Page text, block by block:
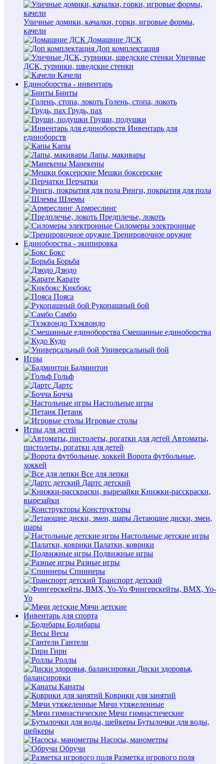
Уличные домики, качалки, горки, игровые формы,
качели
Домашние ДСК
Доп комплектация
Уличные
ДСК, турники, шведские стенки
Качели
Единоборства - инвентарь
Бинты
Голень, стопа, локоть
Грудь, пах
Груши, подушки
Инвентарь для
единоборств
Капы
Лапы, макивары
Манекены
Мешки боксерские
Перчатки
Ринги, покрытия для пола
Шлемы
Армреслинг
Предплечье, локоть
Силомеры электронные
Тренировочное оружие
Единоборства - экипировка
Бокс
Борьба
Дзюдо
Карате
Кикбокс
Пояса
Рукопашный бой
Самбо
Тхэквондо
Смешанные единоборства
Кудо
Универсальный бой
Игры
Бадминтон
Гольф
Дартс
Бочча
Настольные игры
Петанк
Игровые столы
Игры для детей
Автоматы,
пистолеты, рогатки для детей
Ворота футбольные,
хоккей
Все для лепки
Дартс детский
Книжки-расскраски,
вырезайки
Конструкторы
Летающие диски, змеи,
шары
Настольные детские игры
Палатки, коврики
Подвижные игры
Разные игры
Спиннеры
Транспорт детский
Фингерскейты, BMX, Yo-
Yo
Мячи детские
Инвентарь для спорта
Бодибары
Весы
Гантели
Гири
Роллы
Диски здоровья,
балансировки
Канаты
Коврики для занятий
Мячи утяжеленные
Мячи гимнастические
Бутылочки для воды,
шейкеры
Насосы, манометры
Обручи
Разметка игрового поля